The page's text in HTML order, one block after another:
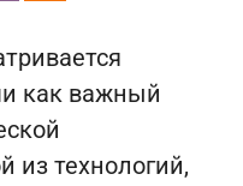
как важный
из технологий,